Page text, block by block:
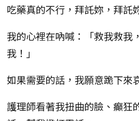
吃藥真的不行，拜託妳，拜託
我的心裡在吶喊：「救我救我
我！」
如果需要的話，我願意跪下來
護理師看著我扭曲的臉、癲狂